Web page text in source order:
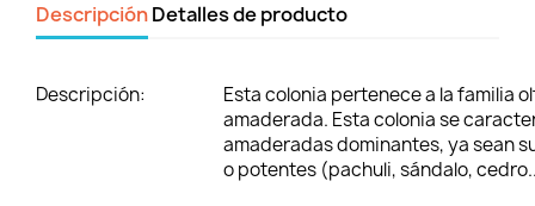
DescripciónDetalles de producto
Descripción:
Esta colonia pertenece a la familia
amaderada. Esta colonia se
amaderadas dominantes, ya sean
o potentes (pachuli, sándalo,